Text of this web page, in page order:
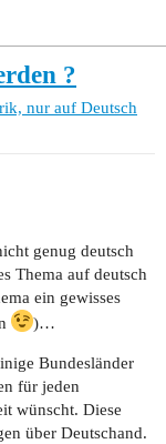
?
nur auf Deutsch
genug deutsch
Thema auf deutsch
ein gewisses
)…
Bundesländer
für jeden
wünscht. Diese
über Deutschand.